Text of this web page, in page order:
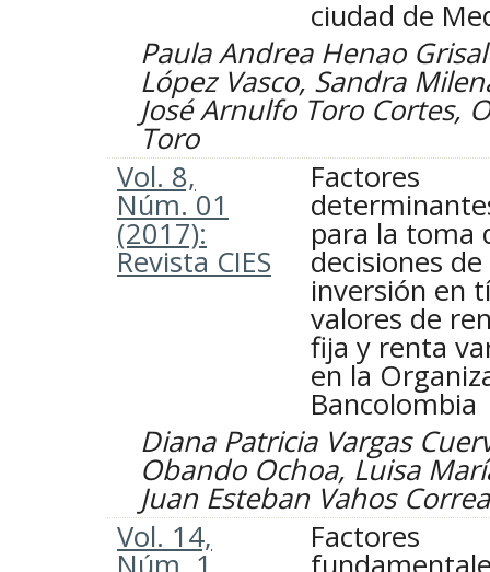
ciudad de
Paula Andrea Henao
López Vasco, Sandra
José Arnulfo Toro Cortes,
Toro
Vol. 8,
Núm. 01
(2017):
Revista CIES
Factores
para la toma
decisiones de
inversión en
valores de
fija y renta
en la
Bancolombia
Diana Patricia Vargas
Obando Ochoa, Luisa
Juan Esteban Vahos Correa
Vol. 14,
Factores